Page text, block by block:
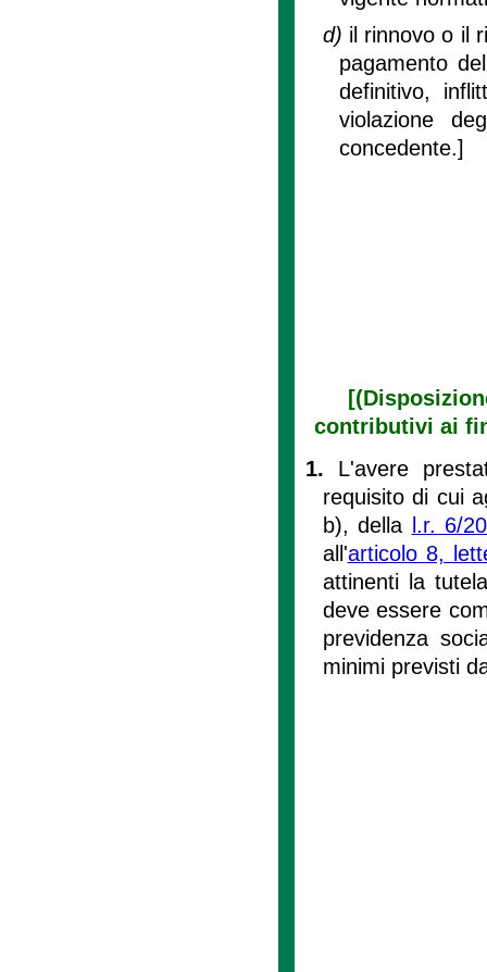
d) il rinnovo o il
pagamento
definitivo,
violazione
concedente.]
contributivi ai
1. L'avere
requisito di cui
b), della
l.r. 6/
all'articolo 8,
attinenti la
deve essere
previdenza
minimi previsti